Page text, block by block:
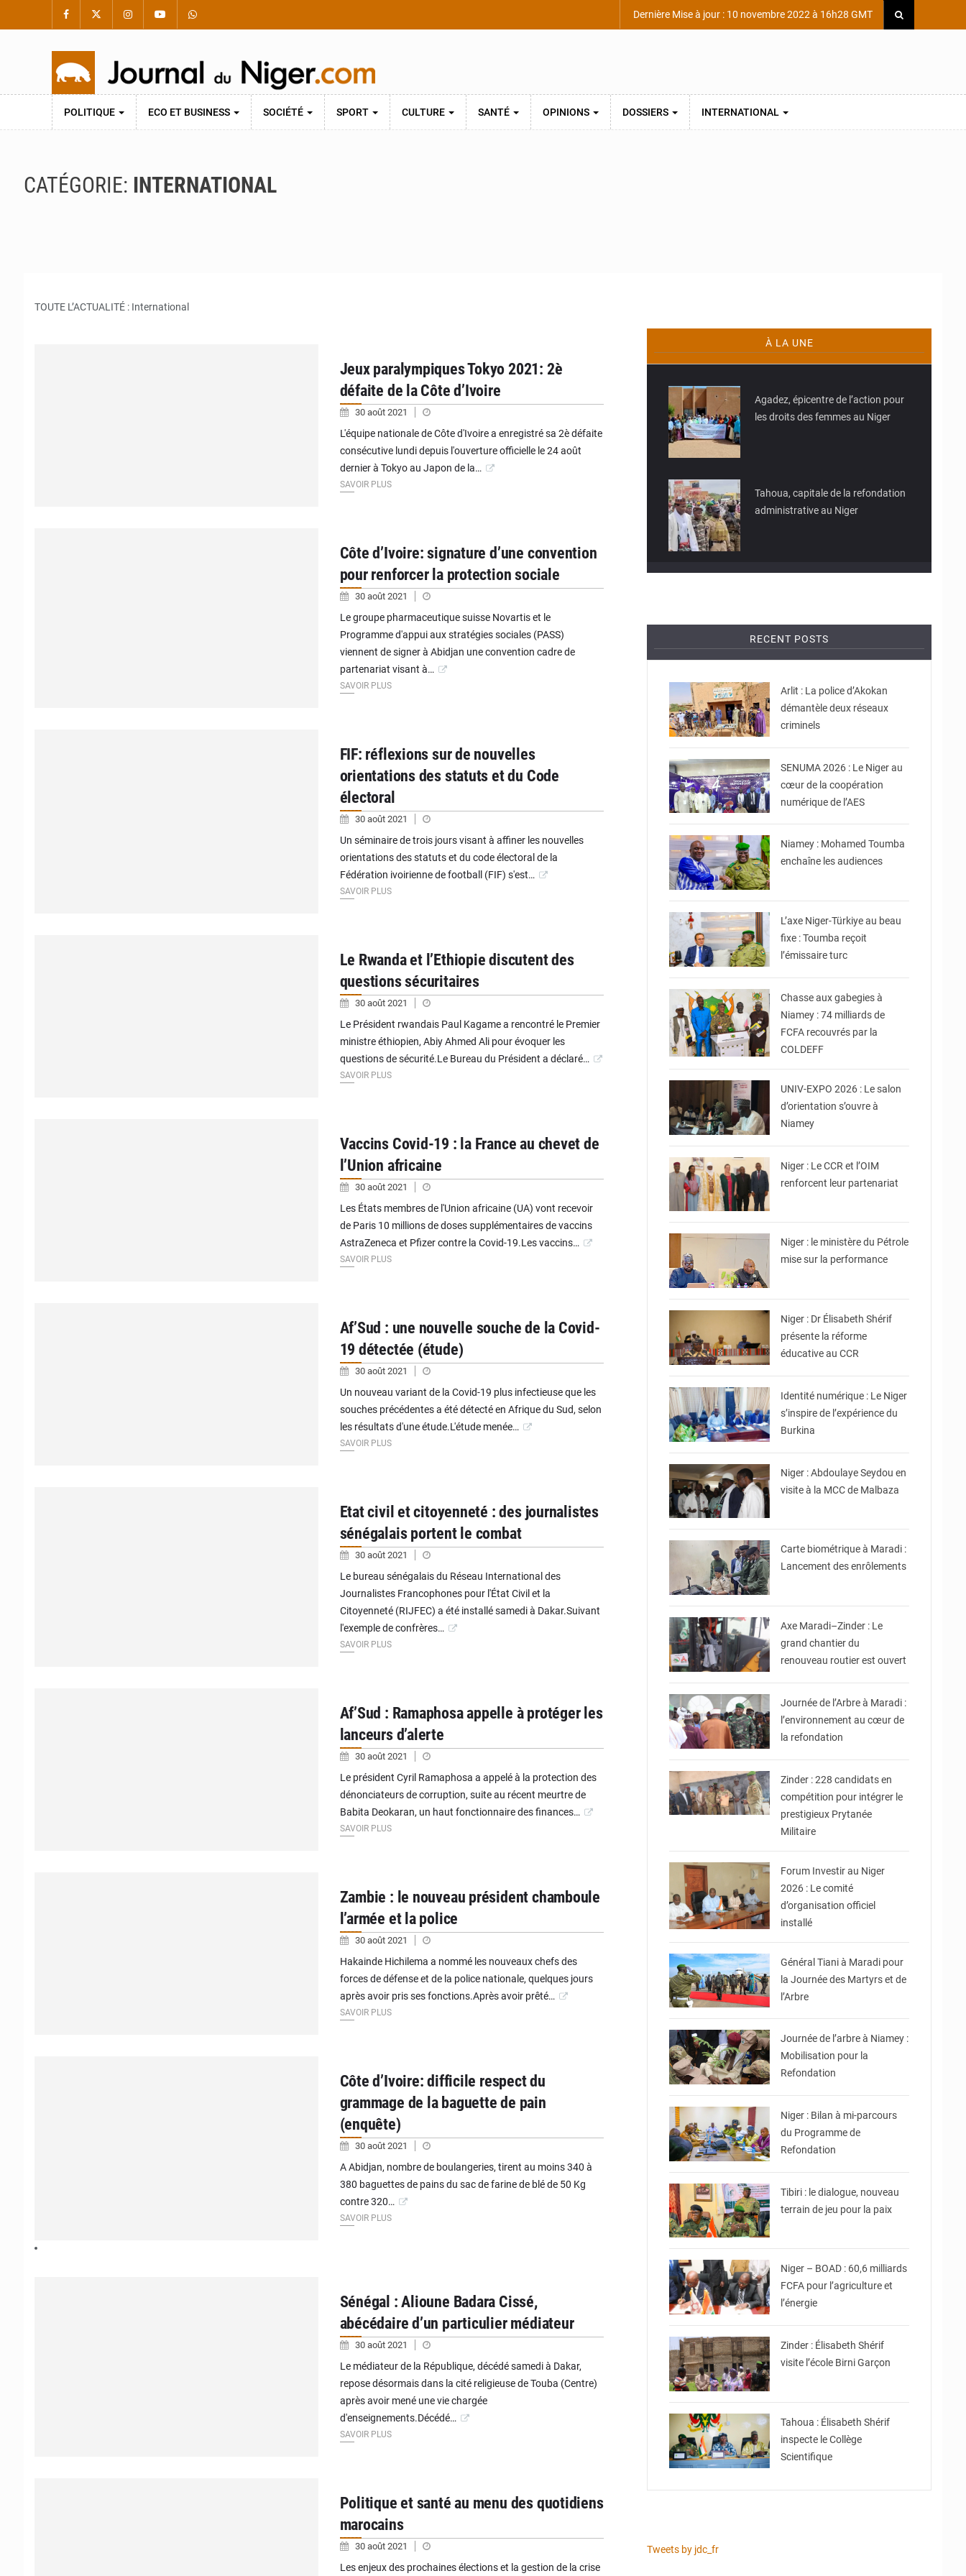
Dernière Mise à jour : 10 novembre 2022 à 16h28 GMT
POLITIQUE ECO ET BUSINESS SOCIÉTÉ SPORT CULTURE SANTÉ OPINIONS DOSSIERS INTERNATIONAL
CATÉGORIE: INTERNATIONAL
TOUTE L’ACTUALITÉ : International
Jeux paralympiques Tokyo 2021: 2è
défaite de la Côte d’Ivoire
30 août 2021
L'équipe nationale de Côte d'Ivoire a enregistré sa 2è défaite
consécutive lundi depuis l'ouverture officielle le 24 août
dernier à Tokyo au Japon de la…
SAVOIR PLUS
Côte d’Ivoire: signature d’une convention
pour renforcer la protection sociale
30 août 2021
Le groupe pharmaceutique suisse Novartis et le
Programme d'appui aux stratégies sociales (PASS)
viennent de signer à Abidjan une convention cadre de
partenariat visant à…
SAVOIR PLUS
FIF: réflexions sur de nouvelles
orientations des statuts et du Code
électoral
30 août 2021
Un séminaire de trois jours visant à affiner les nouvelles
orientations des statuts et du code électoral de la
Fédération ivoirienne de football (FIF) s'est…
SAVOIR PLUS
Le Rwanda et l’Ethiopie discutent des
questions sécuritaires
30 août 2021
Le Président rwandais Paul Kagame a rencontré le Premier
ministre éthiopien, Abiy Ahmed Ali pour évoquer les
questions de sécurité.Le Bureau du Président a déclaré…
SAVOIR PLUS
Vaccins Covid-19 : la France au chevet de
l’Union africaine
30 août 2021
Les États membres de l'Union africaine (UA) vont recevoir
de Paris 10 millions de doses supplémentaires de vaccins
AstraZeneca et Pfizer contre la Covid-19.Les vaccins…
SAVOIR PLUS
Af’Sud : une nouvelle souche de la Covid-
19 détectée (étude)
30 août 2021
Un nouveau variant de la Covid-19 plus infectieuse que les
souches précédentes a été détecté en Afrique du Sud, selon
les résultats d'une étude.L'étude menée…
SAVOIR PLUS
Etat civil et citoyenneté : des journalistes
sénégalais portent le combat
30 août 2021
Le bureau sénégalais du Réseau International des
Journalistes Francophones pour l'État Civil et la
Citoyenneté (RIJFEC) a été installé samedi à Dakar.Suivant
l'exemple de confrères…
SAVOIR PLUS
Af’Sud : Ramaphosa appelle à protéger les
lanceurs d’alerte
30 août 2021
Le président Cyril Ramaphosa a appelé à la protection des
dénonciateurs de corruption, suite au récent meurtre de
Babita Deokaran, un haut fonctionnaire des finances…
SAVOIR PLUS
Zambie : le nouveau président chamboule
l’armée et la police
30 août 2021
Hakainde Hichilema a nommé les nouveaux chefs des
forces de défense et de la police nationale, quelques jours
après avoir pris ses fonctions.Après avoir prêté…
SAVOIR PLUS
Côte d’Ivoire: difficile respect du
grammage de la baguette de pain
(enquête)
30 août 2021
A Abidjan, nombre de boulangeries, tirent au moins 340 à
380 baguettes de pains du sac de farine de blé de 50 Kg
contre 320…
SAVOIR PLUS
Sénégal : Alioune Badara Cissé,
abécédaire d’un particulier médiateur
30 août 2021
Le médiateur de la République, décédé samedi à Dakar,
repose désormais dans la cité religieuse de Touba (Centre)
après avoir mené une vie chargée
d'enseignements.Décédé…
SAVOIR PLUS
Politique et santé au menu des quotidiens
marocains
30 août 2021
Les enjeux des prochaines élections et la gestion de la crise
À LA UNE
Agadez, épicentre de l’action pour
les droits des femmes au Niger
Tahoua, capitale de la refondation
administrative au Niger
RECENT POSTS
Arlit : La police d’Akokan
démantèle deux réseaux
criminels
© Ministère de
Communication et des
Nouvelles Technologies
SENUMA 2026 : Le Niger au
cœur de la coopération
numérique de l’AES
© Ministère Nigérien de
l'Intérieur
Niamey : Mohamed Toumba
enchaîne les audiences
© Ministère Nigérien de
l'Intérieur
L’axe Niger-Türkiye au beau
fixe : Toumba reçoit
l’émissaire turc
Chasse aux gabegies à
Niamey : 74 milliards de
FCFA recouvrés par la
COLDEFF
© Ministère
Enseignement Supérieur/
UNIV-EXPO 2026 : Le salon
d’orientation s’ouvre à
Niamey
© Conseil Consultatif de
Niger : Le CCR et l’OIM
renforcent leur partenariat
© Ministère du Pétrole
Niger : le ministère du Pétrole
mise sur la performance
© Ministère de l’Education
Niger : Dr Élisabeth Shérif
présente la réforme
éducative au CCR
© Ministère Nigérien de
Identité numérique : Le Niger
s’inspire de l’expérience du
Burkina
© Ministère du
Commerce et de
Niger : Abdoulaye Seydou en
visite à la MCC de Malbaza
© Ministère Nigérien de
l'Intérieur
Carte biométrique à Maradi :
Lancement des enrôlements
© Ministère de
l'Equipement et des
Axe Maradi–Zinder : Le
grand chantier du
renouveau routier est ouvert
© Ministère des Affaires
Étrangères - Coopération -
Journée de l’Arbre à Maradi :
l’environnement au cœur de
la refondation
Zinder : 228 candidats en
compétition pour intégrer le
prestigieux Prytanée
Militaire
Forum Investir au Niger
2026 : Le comité
d’organisation officiel
installé
Général Tiani à Maradi pour
la Journée des Martyrs et de
l’Arbre
© Ville de Niamey
Journée de l’arbre à Niamey :
Mobilisation pour la
Refondation
© Ministère Nigérien de
Niger : Bilan à mi-parcours
du Programme de
Refondation
© Haute Autorité à la
Tibiri : le dialogue, nouveau
terrain de jeu pour la paix
© DR
Niger – BOAD : 60,6 milliards
FCFA pour l’agriculture et
l’énergie
© Ministère de l’Education
Nationale Officiel
Zinder : Élisabeth Shérif
visite l’école Birni Garçon
© Ministère de l’Education
Tahoua : Élisabeth Shérif
inspecte le Collège
Scientifique
Tweets by jdc_fr